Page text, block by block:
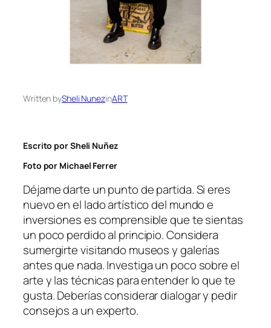
Written bySheli NunezinART
Escrito por Sheli Nuñez
Foto por Michael Ferrer
Déjame darte un punto de partida. Si eres
nuevo en el lado artístico del mundo e
inversiones es comprensible que te sientas
un poco perdido al principio. Considera
sumergirte visitando museos y galerías
antes que nada. Investiga un poco sobre el
arte y las técnicas para entender lo que te
gusta. Deberías considerar dialogar y pedir
consejos a un experto.